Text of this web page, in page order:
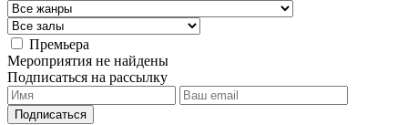
Премьера
Мероприятия не найдены
Подписаться на рассылку